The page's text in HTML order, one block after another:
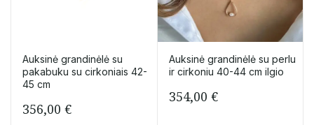
Auksinė grandinėlė su
pakabuku su cirkoniais 42-
45 cm
356,00 €
Auksinė grandinėlė su perlu
ir cirkoniu 40-44 cm ilgio
354,00 €